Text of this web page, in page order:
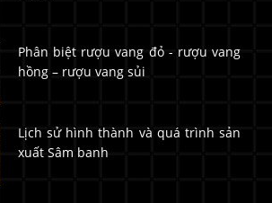
Phân biệt rượu vang đỏ - rượu vang
hồng – rượu vang sủi
Lịch sử hình thành và quá trình sản
xuất Sâm banh